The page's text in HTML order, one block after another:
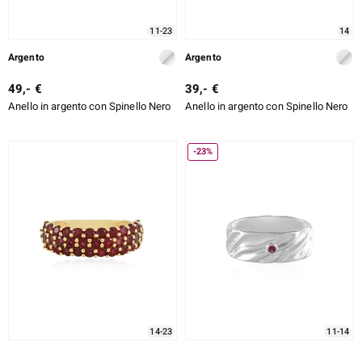
11-23
Argento
49,- €
Anello in argento con Spinello Nero
14
Argento
39,- €
Anello in argento con Spinello Nero
14-23
-23%
11-14